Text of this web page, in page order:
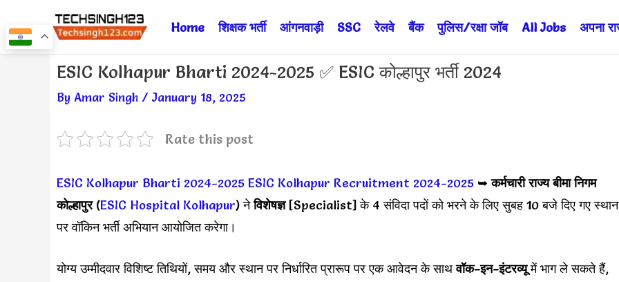
to
Home शिक्षक भर्ती आंगनवाड़ी SSC रेलवे बैंक पुलिस/रक्षा जॉब All Jobs अपना
ESIC Kolhapur Bharti 2024-2025 ✅ ESIC कोल्हापुर भर्ती 2024
By Amar Singh / January 18, 2025
Rate this post
ESIC Kolhapur Bharti 2024-2025 ESIC Kolhapur Recruitment 2024-2025 ➥कर्मचारी राज्य बीमा निगम
कोल्हापुर(ESIC Hospital Kolhapur) नेविशेषज्ञ[Specialist] के 4 संविदा पदों को भरने के लिए सुबह 10 बजे दिए गए स्थान
पर वॉकिन भर्ती अभियान आयोजित करेगा।
योग्य उम्मीदवार विशिष्ट तिथियों, समय और स्थान पर निर्धारित प्रारूप पर एक आवेदन के साथवॉक-इन-इंटरव्यूमें भाग ले सकते हैं,
Post